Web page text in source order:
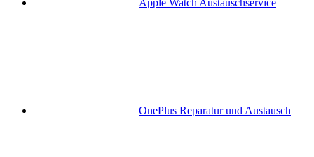
Apple Watch Austauschservice
OnePlus Reparatur und Austausch